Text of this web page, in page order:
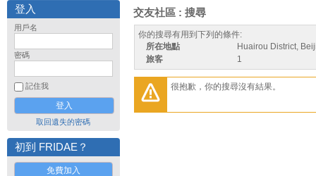
登入
用戶名
密碼
記住我
取回遺失的密碼
初到 FRIDAE？
免費加入
交友社區 : 搜尋
你的搜尋有用到下列的條件:
所在地點
Huairou District,
旅客
1
很抱歉，你的搜尋沒有結果。